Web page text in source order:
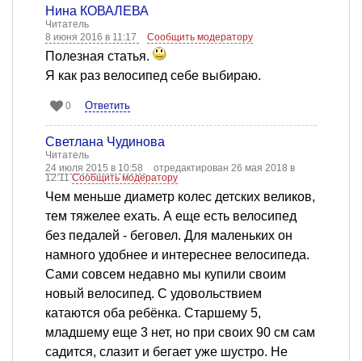
Нина КОВАЛЕВА
Читатель
8 июня 2016 в 11:17
Сообщить модератору
Полезная статья.
Я как раз велосипед себе выбираю.
0 Ответить
Светлана Чудинова
Читатель
24 июля 2015 в 10:58
отредактирован 26 мая 2018 в
12:11Сообщить модератору
Чем меньше диаметр колес детских великов,
тем тяжелее ехать. А еще есть велосипед
без педалей - беговел. Для маленьких он
намного удобнее и интереснее велосипеда.
Сами совсем недавно мы купили своим
новый велосипед. С удовольствием
катаются оба ребёнка. Старшему 5,
младшему еще 3 нет, но при своих 90 см сам
садится, слазит и бегает уже шустро. Не